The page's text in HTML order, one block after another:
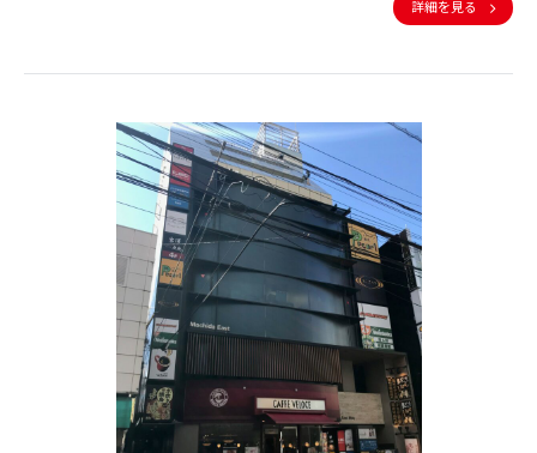
詳細を見る